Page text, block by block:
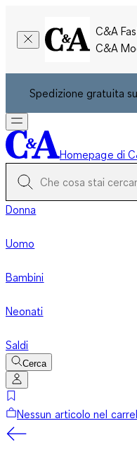
C&A
C&A
Spedizione gratuita
Homepage di
Donna
Uomo
Bambini
Neonati
Saldi
Cerca
Nessun articolo nel